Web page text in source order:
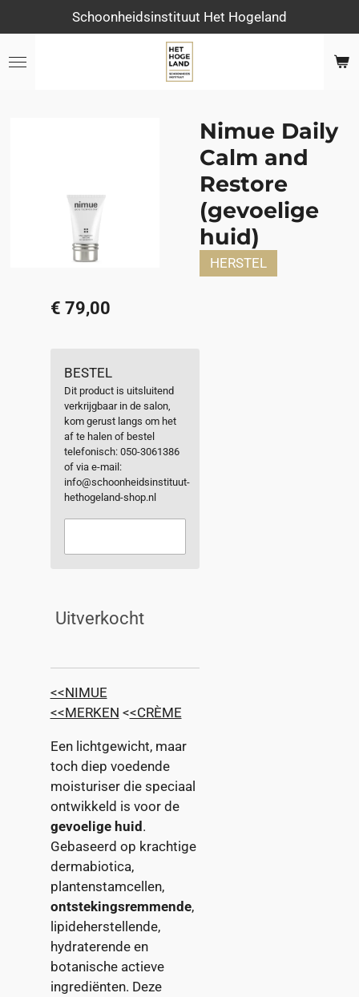
direct
naar
Schoonheidsinstituut Het Hogeland
Nimue Daily
Calm and
Restore
(gevoelige
huid)
HERSTEL
€ 79,00
BESTEL
Dit product is uitsluitend
verkrijgbaar in de salon,
kom gerust langs om het
af te halen of bestel
telefonisch: 050-3061386
of via e-mail:
info@schoonheidsinstituut-
hethogeland-shop.nl
Uitverkocht
<<NIMUE
<<MERKEN <<CRÈME
Een lichtgewicht, maar
toch diep voedende
moisturiser die speciaal
ontwikkeld is voor de
gevoelige huid.
Gebaseerd op krachtige
dermabiotica,
plantenstamcellen,
ontstekingsremmende,
lipideherstellende,
hydraterende en
botanische actieve
ingrediënten. Deze